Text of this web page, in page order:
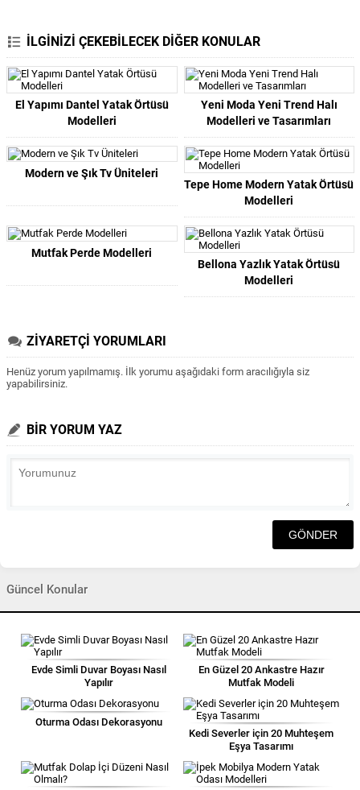
İLGİNİZİ ÇEKEBİLECEK DİĞER KONULAR
El Yapımı Dantel Yatak Örtüsü
Modelleri
Yeni Moda Yeni Trend Halı
Modelleri ve Tasarımları
Modern ve Şık Tv Üniteleri
Tepe Home Modern Yatak Örtüsü
Modelleri
Mutfak Perde Modelleri
Bellona Yazlık Yatak Örtüsü
Modelleri
ZİYARETÇİ YORUMLARI
Henüz yorum yapılmamış. İlk yorumu aşağıdaki form aracılığıyla siz
yapabilirsiniz.
BİR YORUM YAZ
Güncel Konular
Evde Simli Duvar Boyası Nasıl
Yapılır
En Güzel 20 Ankastre Hazır
Mutfak Modeli
Oturma Odası Dekorasyonu
Kedi Severler için 20 Muhteşem
Eşya Tasarımı